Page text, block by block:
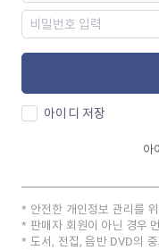
아이디 저장
아
안전한 개인정보 관리를
판매자 회원이 아닌 경우
도서, 전집, 음반 DVD의